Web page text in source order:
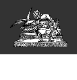
springen
WEBSITE DES
CHRISTI KÖR